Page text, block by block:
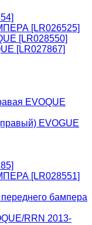
[LR026525]
[LR028550]
[LR027867]
EVOQUE
EVOGUE
[LR028551]
бампера
RRN 2013-